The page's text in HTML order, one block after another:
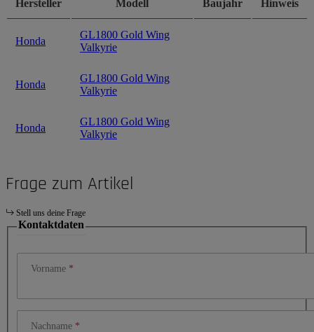
Hersteller Modell Baujahr Hinweis
Honda
GL1800 Gold Wing
Valkyrie
Honda
GL1800 Gold Wing
Valkyrie
Honda
GL1800 Gold Wing
Valkyrie
Frage zum Artikel
Stell uns deine Frage
Kontaktdaten
Vorname
Nachname